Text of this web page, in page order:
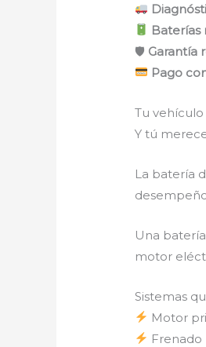
Baterías
🛡 Garantía
Pago
Tu
Y tú
La batería
Una
motor
Sistemas
Motor
Frenado